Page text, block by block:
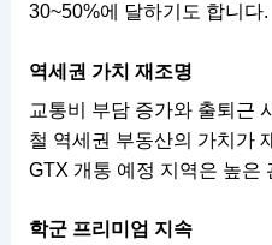
30~50%에 달하기도 합니다.
역세권 가치 재조명
교통비 부담 증가와 출퇴근
철 역세권 부동산의 가치가
GTX 개통 예정 지역은 높은
학군 프리미엄 지속